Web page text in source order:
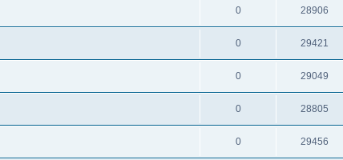
0 28906
0 29421
0 29049
0 28805
0 29456